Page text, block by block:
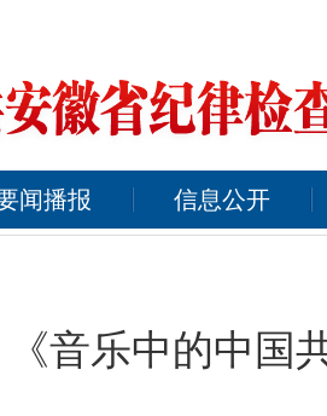
闻播报 信息公开
音乐中的中国